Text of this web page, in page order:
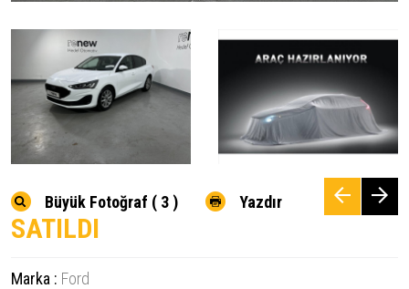
Büyük Fotoğraf ( 3 ) Yazdır
SATILDI
Marka : Ford